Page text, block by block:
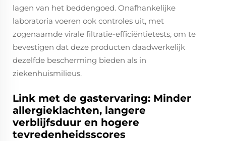
lagen van het beddengoed. Onafhankelijke
laboratoria voeren ook controles uit, met
zogenaamde virale filtratie-efficiëntietests, om te
bevestigen dat deze producten daadwerkelijk
dezelfde bescherming bieden als in
ziekenhuismilieus.
Link met de gastervaring: Minder
allergieklachten, langere
verblijfsduur en hogere
tevredenheidsscores